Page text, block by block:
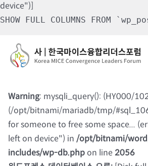
device")]
SHOW FULL COLUMNS FROM
content
포럼소식
칼럼 및 기고
Warning: mysqli_query(): (HY000/
(/opt/bitnami/mariadb/tmp/
for someone to free some space...
left on device") in /opt/bitnami/
includes/wp-db.phpon line2056